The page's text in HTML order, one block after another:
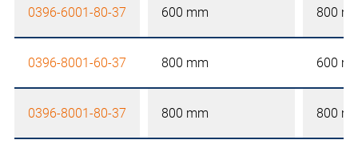
0396-6001-80-37 600 mm 800
0396-8001-60-37 800 mm 600
0396-8001-80-37 800 mm 800